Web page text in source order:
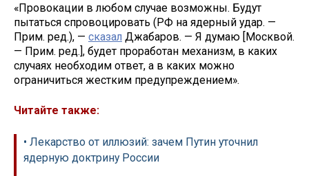
«Провокации в любом случае возможны. Будут
пытаться спровоцировать (РФ на ядерный удар. —
Прим. ред.), — сказал Джабаров. — Я думаю [Москвой.
— Прим. ред.], будет проработан механизм, в каких
случаях необходим ответ, а в каких можно
ограничиться жестким предупреждением».
Читайте также:
• Лекарство от иллюзий: зачем Путин уточнил
ядерную доктрину России